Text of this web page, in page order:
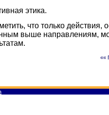
этика.
что только
выше направлениям,
««